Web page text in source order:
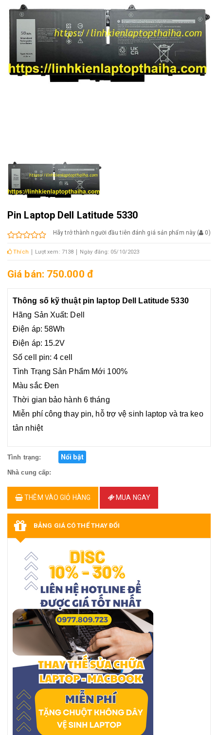
Pin Laptop Dell Latitude 5330
Hãy trở thành người đầu tiên đánh giá sản phẩm này ( 0)
Thích Lượt xem: 7138 Ngày đăng: 05/10/2023
Giá bán: 750.000 đ
Thông số kỹ thuật pin laptop Dell Latitude 5330
Hãng Sản Xuất: Dell
Điện áp: 58Wh
Điện áp: 15.2V
Số cell pin: 4 cell
Tình Trạng Sản Phẩm Mới 100%
Màu sắc Đen
Thời gian bảo hành 6 tháng
Miễn phí công thay pin, hỗ trợ vệ sinh laptop và tra keo
tản nhiệt
Tình trạng: Nổi bật
Nhà cung cấp:
THÊM VÀO GIỎ HÀNG MUA NGAY
BẢNG GIÁ CÓ THỂ THAY ĐỔI